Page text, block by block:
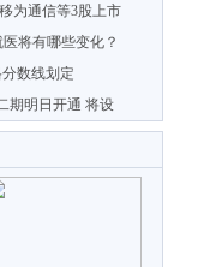
为通信等3股上市
将有哪些变化？
数线划定
期明日开通 将设